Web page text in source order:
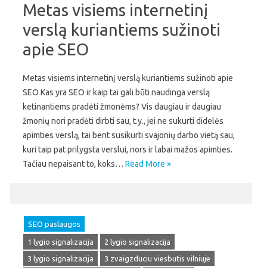
Metas visiems internetinį
verslą kuriantiems sužinoti
apie SEO
Metas visiems internetinį verslą kuriantiems sužinoti apie
SEO Kas yra SEO ir kaip tai gali būti naudinga verslą
ketinantiems pradėti žmonėms? Vis daugiau ir daugiau
žmonių nori pradėti dirbti sau, t.y., jei ne sukurti didelės
apimties verslą, tai bent susikurti svajonių darbo vietą sau,
kuri taip pat prilygsta verslui, nors ir labai mažos apimties.
Tačiau nepaisant to, koks… Read More »
SEO paslaugos
1 lygio signalizacija
2 lygio signalizacija
3 lygio signalizacija
3 zvaigzduciu viesbutis vilniuje